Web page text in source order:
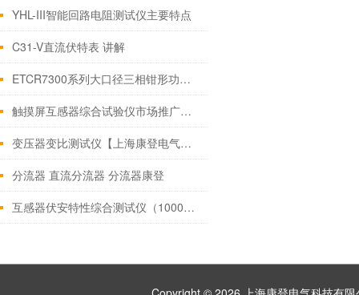
YHL-III智能回路电阻测试仪主要特点
C31-V直流伏特表 讲解
ETCR7300系列大口径三相钳形功率表
触摸屏互感器综合试验仪市场推广性一.设计用途
变压器变比测试仪【上海康登电气】讲解
分流器 直流分流器 分流器康登
互感器伏安特性综合测试仪（1000A）介绍|